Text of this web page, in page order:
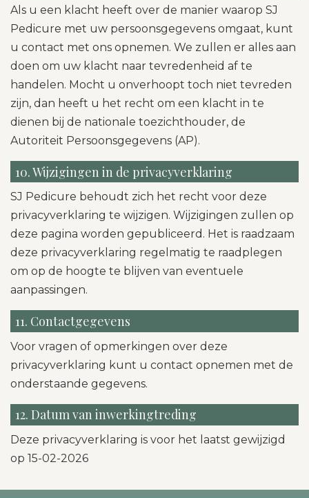
Als u een klacht heeft over de manier waarop SJ
Pedicure met uw persoonsgegevens omgaat, kunt
u contact met ons opnemen. We zullen er alles aan
doen om uw klacht naar tevredenheid af te
handelen. Mocht u onverhoopt toch niet tevreden
zijn, dan heeft u het recht om een klacht in te
dienen bij de nationale toezichthouder, de
Autoriteit Persoonsgegevens (AP).
10. Wijzigingen in de privacyverklaring
SJ Pedicure behoudt zich het recht voor deze
privacyverklaring te wijzigen. Wijzigingen zullen op
deze pagina worden gepubliceerd. Het is raadzaam
deze privacyverklaring regelmatig te raadplegen
om op de hoogte te blijven van eventuele
aanpassingen.
11. Contactgegevens
Voor vragen of opmerkingen over deze
privacyverklaring kunt u contact opnemen met de
onderstaande gegevens.
12. Datum van inwerkingtreding
Deze privacyverklaring is voor het laatst gewijzigd
op 15-02-2026